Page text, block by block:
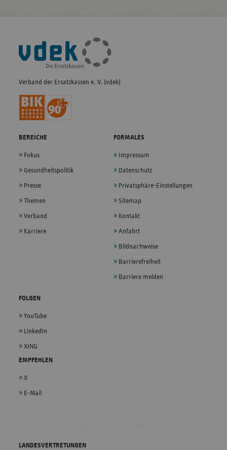
Fußleisten-
Navigation
Verband der Ersatzkassen e. V. (vdek)
BEREICHE
Fokus
Gesundheitspolitik
Presse
Themen
Verband
Karriere
FORMALES
Impressum
Datenschutz
Privatsphäre-Einstellungen
Sitemap
Kontakt
Anfahrt
Bildnachweise
Barrierefreiheit
Barriere melden
FOLGEN
YouTube
LinkedIn
XING
EMPFEHLEN
X
E-Mail
LANDESVERTRETUNGEN